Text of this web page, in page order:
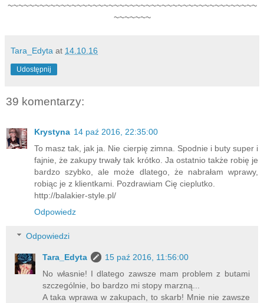
~~~~~~~~~~~~~~~~~~~~~~~~~~~~~~~~~~~~~~~~~~~~~~~
~~~~~~~
Tara_Edyta at 14.10.16
Udostępnij
39 komentarzy:
Krystyna 14 paź 2016, 22:35:00
To masz tak, jak ja. Nie cierpię zimna. Spodnie i buty super i
fajnie, że zakupy trwały tak krótko. Ja ostatnio także robię je
bardzo szybko, ale może dlatego, że nabrałam wprawy,
robiąc je z klientkami. Pozdrawiam Cię cieplutko.
http://balakier-style.pl/
Odpowiedz
Odpowiedzi
Tara_Edyta
15 paź 2016, 11:56:00
No własnie! I dlatego zawsze mam problem z butami
szczególnie, bo bardzo mi stopy marzną...
A taka wprawa w zakupach, to skarb! Mnie nie zawsze